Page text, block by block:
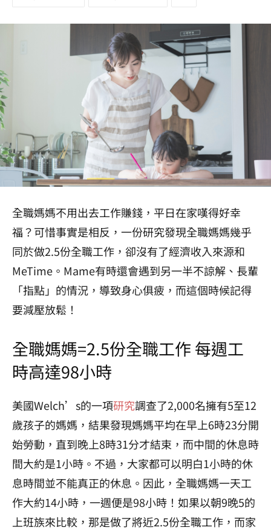
全職媽媽不用出去工作賺錢，平日在家嘆得好幸
福？可惜事實是相反，一份研究發現全職媽媽幾乎
同於做2.5份全職工作，卻沒有了經濟收入來源和
MeTime。Mame有時還會遇到另一半不諒解、長輩
「指點」的情況，導致身心俱疲，而這個時候記得
要減壓放鬆！
全職媽媽=2.5份全職工作 每週工
時高達98小時
美國Welch’s的一項研究調查了2,000名擁有5至12
歲孩子的媽媽，結果發現媽媽平均在早上6時23分開
始勞動，直到晚上8時31分才結束，而中間的休息時
間大約是1小時。不過，大家都可以明白1小時的休
息時間並不能真正的休息。因此，全職媽媽一天工
作大約14小時，一週便是98小時！如果以朝9晚5的
上班族來比較，那是做了將近2.5份全職工作，而家